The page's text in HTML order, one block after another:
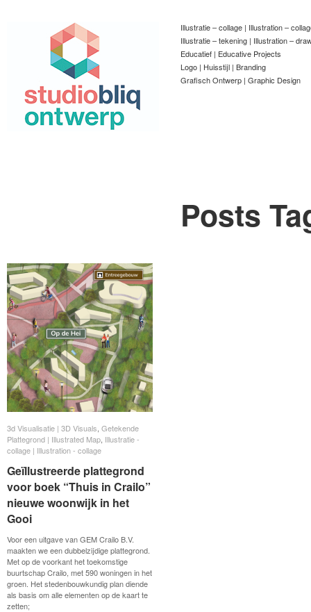
Illustratie – collage | Illustration –
Illustratie – tekening | Illustration –
Educatief | Educative Projects
Logo | Huisstijl | Branding
Grafisch Ontwerp | Graphic Design
Posts
3d Visualisatie | 3D Visuals Getekende
Plattegrond | Illustrated Map Illustratie -
collage | Illustration - collage
Geïllustreerde plattegrond
voor boek “Thuis in Crailo”
nieuwe woonwijk in het
Gooi
Voor een uitgave van GEM Crailo B.V.
maakten we een dubbelzijdige plattegrond.
Met op de voorkant het toekomstige
buurtschap Crailo, met 590 woningen in het
groen. Het stedenbouwkundig plan diende
als basis om alle elementen op de kaart te
zetten;
3d Visualisatie | 3D Visuals Getekende
Plattegrond | Illustrated Map Illustratie -
collage | Illustration - collage
Geïllustreerde plattegrond
voor boek “Thuis in Crailo”
nieuwe woonwijk in het
Gooi